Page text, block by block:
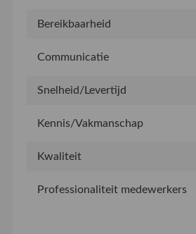
Bereikbaarheid
Communicatie
Snelheid/Levertijd
Kennis/Vakmanschap
Kwaliteit
Professionaliteit medewerkers